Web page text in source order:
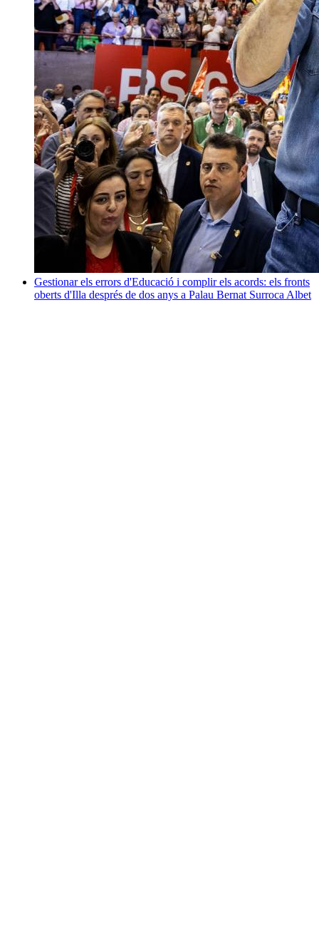
Gestionar els errors d'Educació i complir els acords: els fronts
oberts d'Illa després de dos anys a Palau Bernat Surroca Albet